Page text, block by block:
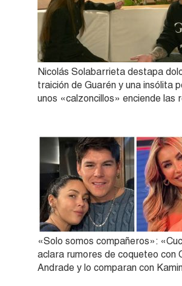
Nicolás Solabarrieta destapa
traición de Guarén y una insólita
unos «calzoncillos» enciende las
«Solo somos compañeros»:
aclara rumores de coqueteo con
Andrade y lo comparan con